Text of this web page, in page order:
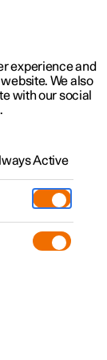
läpinäkyviä
experience and
We also
with our social
Active